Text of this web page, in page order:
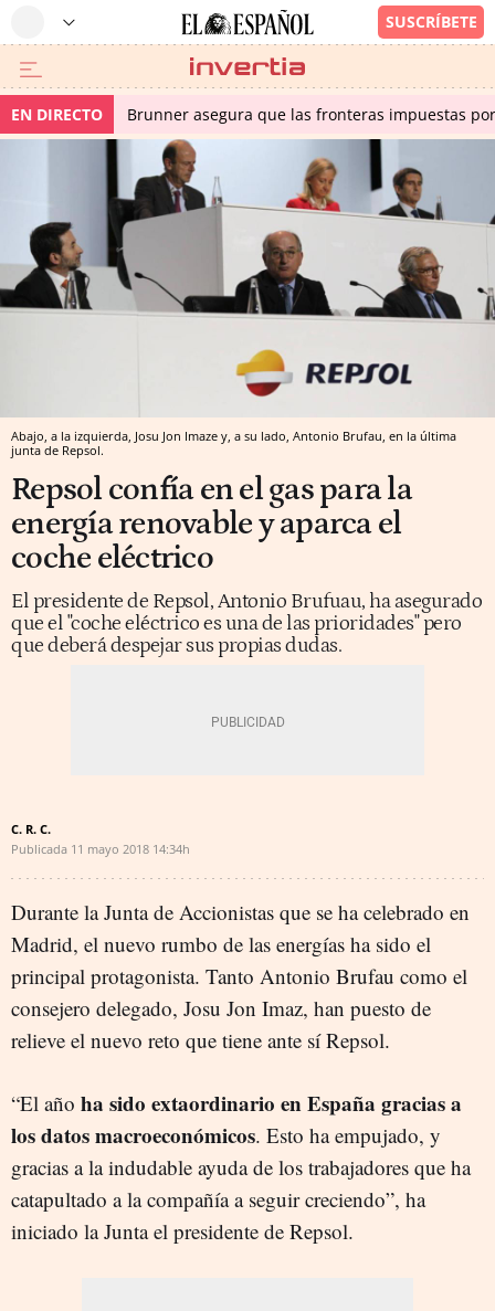
EN DIRECTO Brunner asegura que las fronteras impuestas
Abajo, a la izquierda, Josu Jon Imaze y, a su lado, Antonio Brufau, en la última
junta de Repsol.
Repsol confía en el gas para la
energía renovable y aparca el
coche eléctrico
El presidente de Repsol, Antonio Brufuau, ha asegurado
que el "coche eléctrico es una de las prioridades" pero
que deberá despejar sus propias dudas.
C. R. C.
Publicada 11 mayo 2018 14:34h
Durante la Junta de Accionistas que se ha celebrado en
Madrid, el nuevo rumbo de las energías ha sido el
principal protagonista. Tanto Antonio Brufau como el
consejero delegado, Josu Jon Imaz, han puesto de
relieve el nuevo reto que tiene ante sí Repsol.
“El año ha sido extaordinario en España gracias a
los datos macroeconómicos. Esto ha empujado, y
gracias a la indudable ayuda de los trabajadores que ha
catapultado a la compañía a seguir creciendo”, ha
iniciado la Junta el presidente de Repsol.